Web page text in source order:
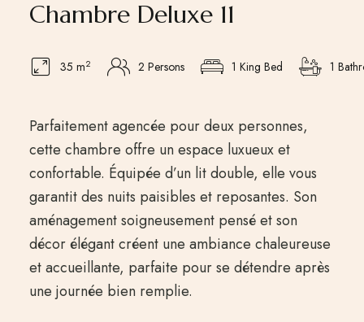
Chambre Deluxe 11
35 m2 2 Persons 1 King Bed 1
Parfaitement agencée pour deux personnes,
cette chambre offre un espace luxueux et
confortable. Équipée d’un lit double, elle vous
garantit des nuits paisibles et reposantes. Son
aménagement soigneusement pensé et son
décor élégant créent une ambiance chaleureuse
et accueillante, parfaite pour se détendre après
une journée bien remplie.